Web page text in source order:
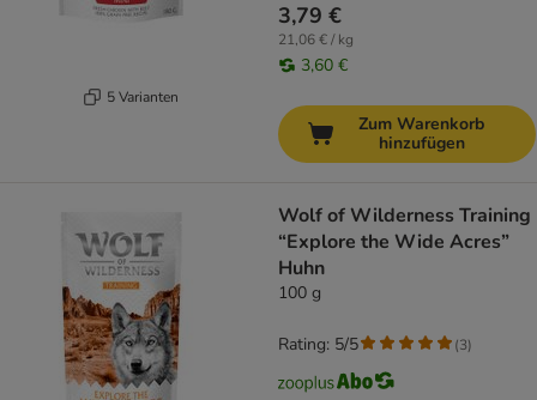
5 Varianten
3,79 €
21,06 € / kg
3,60 €
Zum Warenkorb
hinzufügen
Wolf of Wilderness Training
“Explore the Wide Acres”
Huhn
100 g
Rating: 5/5 (3)